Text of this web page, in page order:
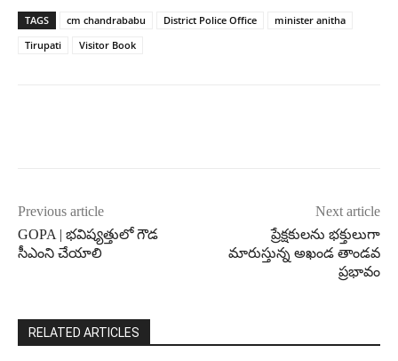
TAGS cm chandrababu District Police Office
minister anitha
Tirupati
Visitor Book
Previous article
GOPA | భవిష్యత్తులో గౌడ
సీఎంని చేయాలి
Next article
ప్రేక్షకులను భక్తులుగా
మారుస్తున్న అఖండ తాండవ
ప్రభావం
RELATED ARTICLES